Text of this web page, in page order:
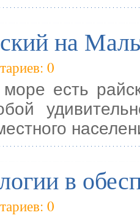
на
0
есть
в
0